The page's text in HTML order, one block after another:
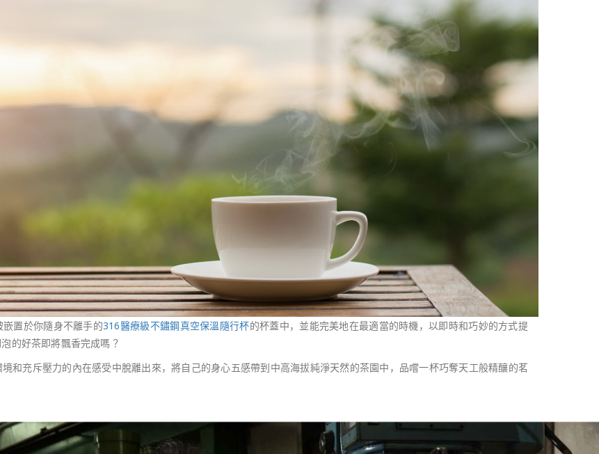
置於你隨身不離手的316醫療級不鏽鋼真空保溫隨行杯的杯蓋中，並能完美地在最適當的時機，以即時和巧妙的方式提
的好茶即將飄香完成嗎？
和充斥壓力的內在感受中脫離出來，將自己的身心五感帶到中高海拔純淨天然的茶園中，品嚐一杯巧奪天工般精釀的茗